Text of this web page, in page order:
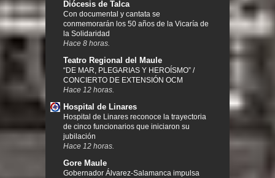
Diócesis de Talca
Con documental y cantata se
conmemorarán los 50 años de la Vicaría de
la Solidaridad
Hace 8 horas.
Teatro Regional del Maule
“DE MAR, PLEGARIAS Y HEROÍSMO” /
CONCIERTO DE EXTENSIÓN OCM
Hace 12 horas.
Hospital de Linares
Hospital de Linares reconoce la trayectoria
de cinco funcionarios que iniciaron su
jubilación
Hace 12 horas.
Gore Maule
Gobernador Álvarez-Salamanca impulsa